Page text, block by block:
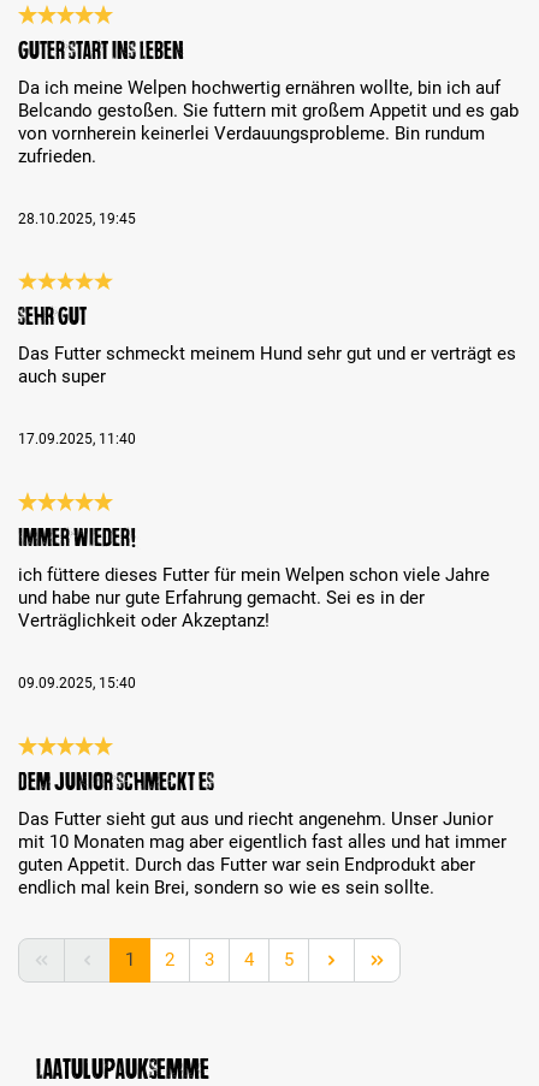
Review with rating of 5 out of 5 stars
Guter Start ins Leben
Da ich meine Welpen hochwertig ernähren wollte, bin ich auf
Belcando gestoßen. Sie futtern mit großem Appetit und es gab
von vornherein keinerlei Verdauungsprobleme. Bin rundum
zufrieden.
28.10.2025, 19:45
Review with rating of 5 out of 5 stars
Sehr gut
Das Futter schmeckt meinem Hund sehr gut und er verträgt es
auch super
17.09.2025, 11:40
Review with rating of 5 out of 5 stars
Immer wieder!
ich füttere dieses Futter für mein Welpen schon viele Jahre
und habe nur gute Erfahrung gemacht. Sei es in der
Verträglichkeit oder Akzeptanz!
09.09.2025, 15:40
Review with rating of 5 out of 5 stars
Dem Junior schmeckt es
Das Futter sieht gut aus und riecht angenehm. Unser Junior
mit 10 Monaten mag aber eigentlich fast alles und hat immer
guten Appetit. Durch das Futter war sein Endprodukt aber
endlich mal kein Brei, sondern so wie es sein sollte.
Page
1 Page
2 Page
3 Page
4 Page
5
Laatulupauksemme